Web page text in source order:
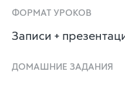
ФОРМАТ УРОКОВ
Записи +
ДОМАШНИЕ ЗАДАНИЯ